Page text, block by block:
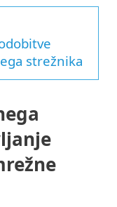
strežnika